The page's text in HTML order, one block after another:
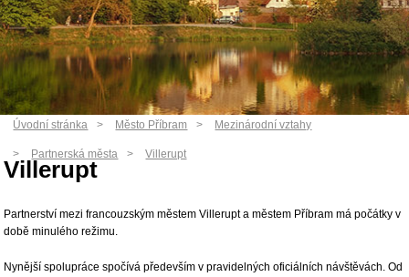
Úvodní stránka Město Příbram Mezinárodní vztahy
Partnerská města Villerupt
Villerupt
Partnerství mezi francouzským městem Villerupt a městem Příbram má počátky v
době minulého režimu.
Nynější spolupráce spočívá především v pravidelných oficiálních návštěvách. Od